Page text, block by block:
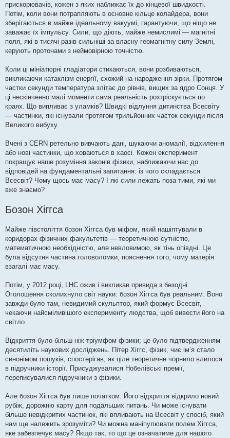
прискорювачів, кожен з яких наближає їх до кінцевої швидкості.
Потім, коли вони потрапляють в основне кільце колайдера, вони
зберігаються в майже ідеальному вакуумі, гарантуючи, що ніщо не
заважає їх імпульсу. Сили, що діють, майже немислимі — магнітні
поля, які в тисячі разів сильніші за власну геомагнітну силу Землі,
керують протонами з неймовірною точністю.
Коли ці мініатюрні гладіатори стикаються, вони розбиваються,
викликаючи катаклізм енергії, схожий на народження зірки. Протягом
частки секунди температура злітає до рівнів, вищих за ядро ​​Сонця. У
ці нескінченно малі моменти сама реальність розтріскується по
краях. Що випливає з уламків? Швидкі відлуння дитинства Всесвіту
— частинки, які існували протягом трильйонних часток секунди після
Великого вибуху.
Вчені з CERN ретельно вивчають дані, шукаючи аномалії, відхилення
або нові частинки, що ховаються в хаосі. Кожен експеримент
покращує наше розуміння законів фізики, наближаючи нас до
відповідей на фундаментальні запитання: із чого складається
Всесвіт? Чому щось має масу? І які сили лежать поза тими, які ми
вже знаємо?
Бозон Хіггса
Майже півстоліття бозон Хіггса був міфом, який нашіптували в
коридорах фізичних факультетів — теоретичною сутністю,
математичною необхідністю, але невловимою, як тінь опівдні. Це
була відсутня частина головоломки, пояснення того, чому матерія
взагалі має масу.
Потім, у 2012 році, LHC ожив і викликав привида з безодні.
Оголошення сколихнуло світ науки: бозон Хіггса був реальним. Воно
завжди було там, невидимий скульптор, який формує Всесвіт,
чекаючи найсміливішого експерименту людства, щоб вивести його на
світло.
Відкриття було більш ніж тріумфом фізики; це було підтвердженням
десятиліть наукових досліджень. Пітер Хіггс, фізик, чиє ім’я стало
синонімом пошуків, спостерігав, як ціле теоретичне чорнило влилося
в підручники історії. Присуджувалися Нобелівські премії,
переписувалися підручники з фізики.
Але бозон Хіггса був лише початком. Його відкриття відкрило новий
рубіж, дорожню карту для подальших питань. Чи може існувати
більше невідкритих частинок, які впливають на Всесвіт у спосіб, який
нам ще належить зрозуміти? Чи можна маніпулювати полем Хіггса,
яке забезпечує масу? Якщо так, то що це означатиме для нашого